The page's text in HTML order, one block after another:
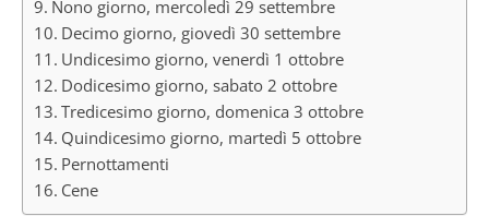
Nono giorno, mercoledì 29 settembre
Decimo giorno, giovedì 30 settembre
Undicesimo giorno, venerdì 1 ottobre
Dodicesimo giorno, sabato 2 ottobre
Tredicesimo giorno, domenica 3 ottobre
Quindicesimo giorno, martedì 5 ottobre
Pernottamenti
Cene